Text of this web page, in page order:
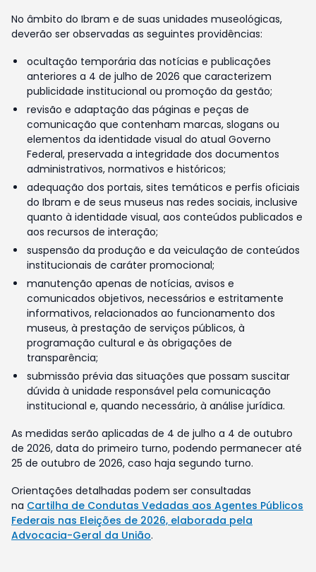
No âmbito do Ibram e de suas unidades museológicas,
deverão ser observadas as seguintes providências:
ocultação temporária das notícias e publicações
anteriores a 4 de julho de 2026 que caracterizem
publicidade institucional ou promoção da gestão;
revisão e adaptação das páginas e peças de
comunicação que contenham marcas, slogans ou
elementos da identidade visual do atual Governo
Federal, preservada a integridade dos documentos
administrativos, normativos e históricos;
adequação dos portais, sites temáticos e perfis oficiais
do Ibram e de seus museus nas redes sociais, inclusive
quanto à identidade visual, aos conteúdos publicados e
aos recursos de interação;
suspensão da produção e da veiculação de conteúdos
institucionais de caráter promocional;
manutenção apenas de notícias, avisos e
comunicados objetivos, necessários e estritamente
informativos, relacionados ao funcionamento dos
museus, à prestação de serviços públicos, à
programação cultural e às obrigações de
transparência;
submissão prévia das situações que possam suscitar
dúvida à unidade responsável pela comunicação
institucional e, quando necessário, à análise jurídica.
As medidas serão aplicadas de 4 de julho a 4 de outubro
de 2026, data do primeiro turno, podendo permanecer até
25 de outubro de 2026, caso haja segundo turno.
Orientações detalhadas podem ser consultadas
na Cartilha de Condutas Vedadas aos Agentes Públicos
Federais nas Eleições de 2026, elaborada pela
Advocacia-Geral da União.